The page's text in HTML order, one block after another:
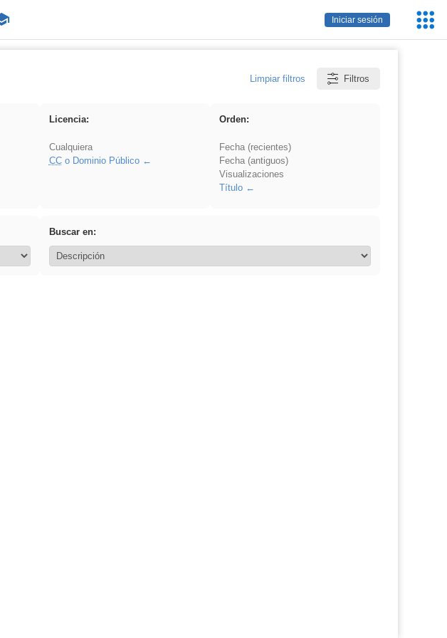
Iniciar sesión
Limpiar filtros Filtros
Licencia:
Cualquiera
CCo Dominio Público
Orden:
Fecha (recientes)
Fecha (antiguos)
Visualizaciones
Título
Buscar en: